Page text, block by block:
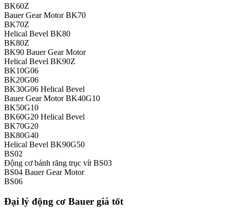
BK60Z
Bauer Gear Motor BK70
BK70Z
Helical Bevel BK80
BK80Z
BK90 Bauer Gear Motor
Helical Bevel BK90Z
BK10G06
BK20G06
BK30G06 Helical Bevel
Bauer Gear Motor BK40G10
BK50G10
BK60G20 Helical Bevel
BK70G20
BK80G40
Helical Bevel BK90G50
BS02
Động cơ bánh răng trục vít BS03
BS04 Bauer Gear Motor
BS06
Đại lý động cơ Bauer giá tốt